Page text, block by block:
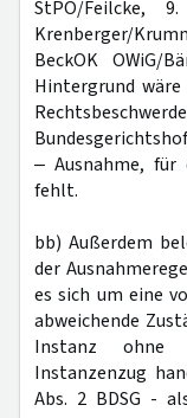
StPO/Feilcke,
Krenberger/
BeckOK OWiG/
Hintergrund
‒ Ausnahme,
fehlt.
bb) Außerdem
der
es sich um eine
abweichende
Instanz ohne
Instanzenzug
Abs. 2 BDSG -